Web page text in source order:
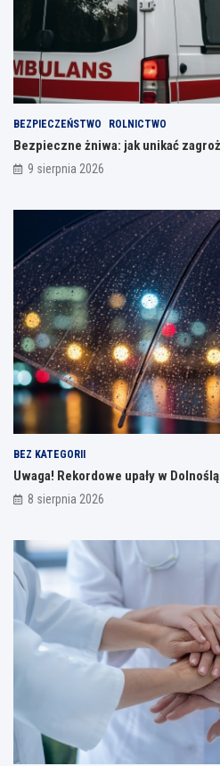
BEZPIECZEŃSTWO ROLNICTWO
Bezpieczne żniwa: jak unikać
9 sierpnia 2026
BEZ KATEGORII
Uwaga! Rekordowe upały w
8 sierpnia 2026